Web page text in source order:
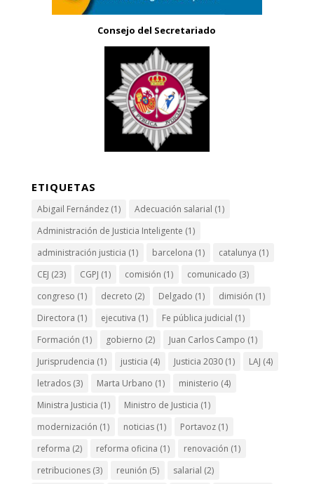
Consejo del Secretariado
ETIQUETAS
Abigail Fernández(1) Adecuación salarial (1)
Administración de Justicia Inteligente (1)
administración justicia (1) barcelona (1) catalunya (1)
CEJ (23) CGPJ (1) comisión (1) comunicado (3)
congreso (1) decreto (2) Delgado (1) dimisión (1)
Directora (1) ejecutiva (1) Fe pública judicial (1)
Formación (1) gobierno (2) Juan Carlos Campo (1)
Jurisprudencia (1) justicia (4) Justicia 2030(1) LAJ (4)
letrados(3) Marta Urbano (1) ministerio (4)
Ministra Justicia (1) Ministro de Justicia (1)
modernización (1) noticias(1) Portavoz(1)
reforma (2) reforma oficina (1) renovación (1)
retribuciones(3) reunión (5) salarial (2)